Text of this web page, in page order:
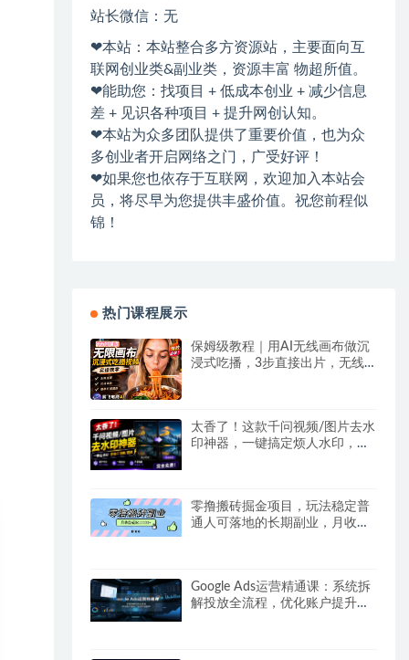
站长微信：无
❤本站：本站整合多方资源站，主要面向互
联网创业类&副业类，资源丰富 物超所值。
❤能助您：找项目 + 低成本创业 + 减少信息
差 + 见识各种项目 + 提升网创认知。
❤本站为众多团队提供了重要价值，也为众
多创业者开启网络之门，广受好评！
❤如果您也依存于互联网，欢迎加入本站会
员，将尽早为您提供丰盛价值。祝您前程似
锦！
热门课程展示
保姆级教程｜用AI无线画布做沉
浸式吃播，3步直接出片，无线
太香了！这款千问视频/图片去水
印神器，一键搞定烦人水印，本
零撸搬砖掘金项目，玩法稳定普
通人可落地的长期副业，月收益
Google Ads运营精通课：系统拆
解投放全流程，优化账户提升广